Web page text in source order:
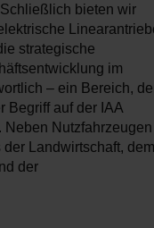
bieten wir
strategische
im
– ein Bereich,
Begriff auf der IAA
Neben Nutzfahrzeugen
Landwirtschaft, dem
der